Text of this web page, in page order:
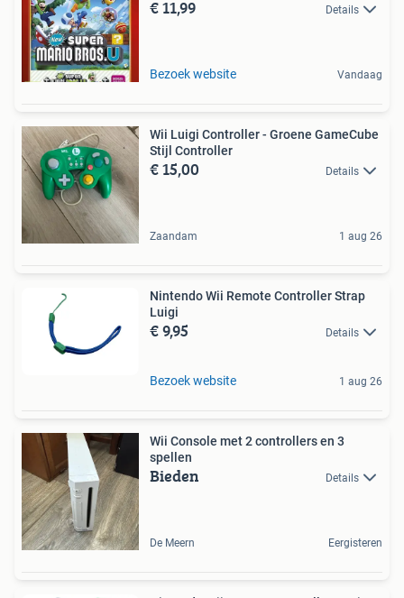
€ 11,99 Details
Bezoek website Vandaag
Wii Luigi Controller - Groene GameCube
Stijl Controller
€ 15,00 Details
Zaandam 1 aug 26
Nintendo Wii Remote Controller Strap
Luigi
€ 9,95 Details
Bezoek website 1 aug 26
Wii Console met 2 controllers en 3
spellen
Bieden Details
De Meern Eergisteren